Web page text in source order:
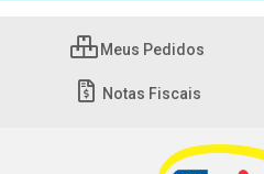
Meus Pedidos
Notas Fiscais